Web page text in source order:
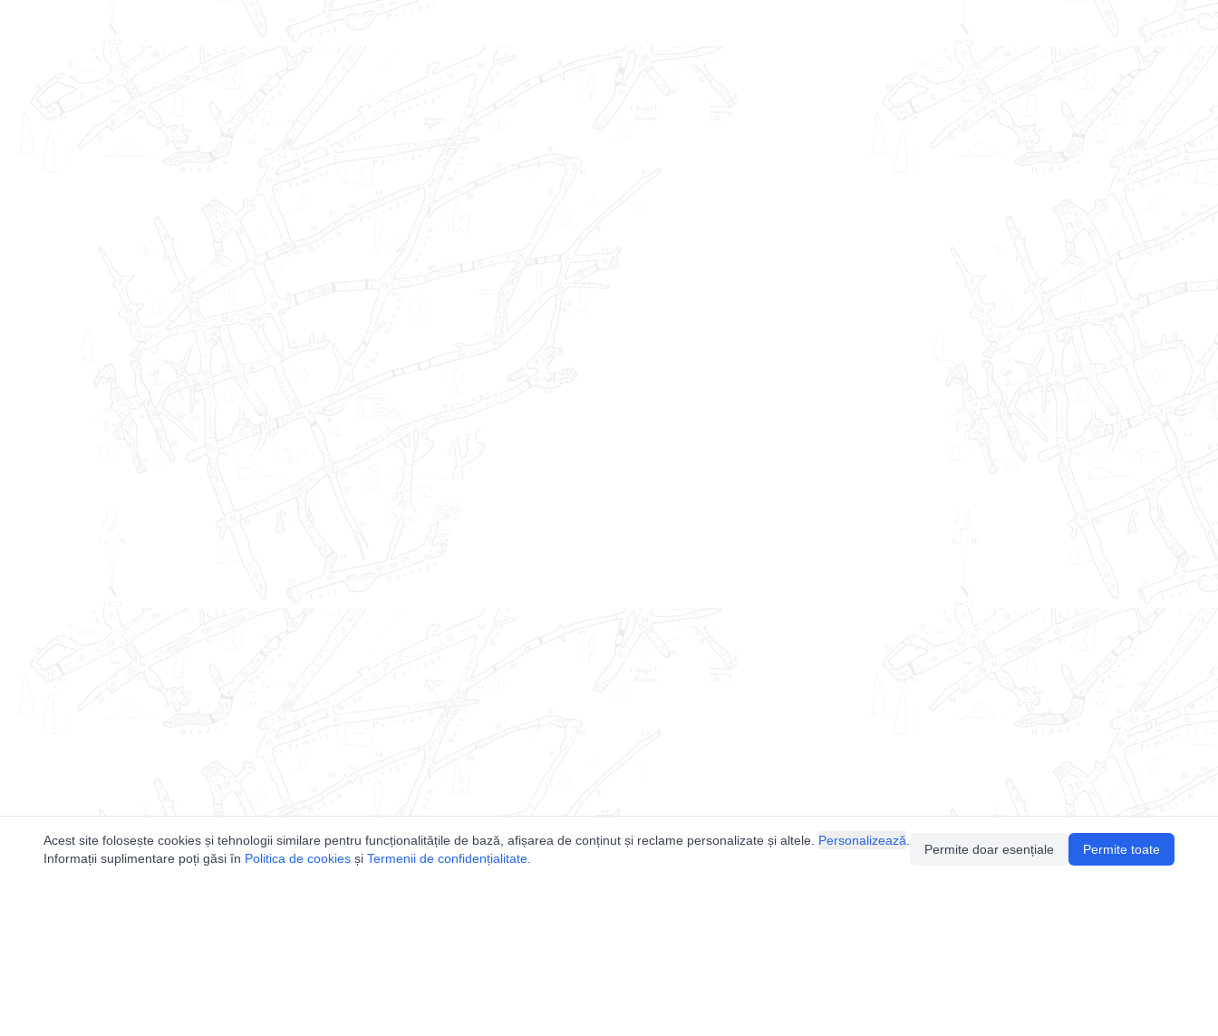
Acest site folosește cookies și tehnologii similare pentru funcționalitățile de bază, afișarea de conținut și reclame personalizate și altele. Personalizează
Informații suplimentare poți găsi în Politica de cookies și Termenii de confidențialitate
Permite doar esențiale Permite toate